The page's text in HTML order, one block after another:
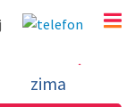
-
zima